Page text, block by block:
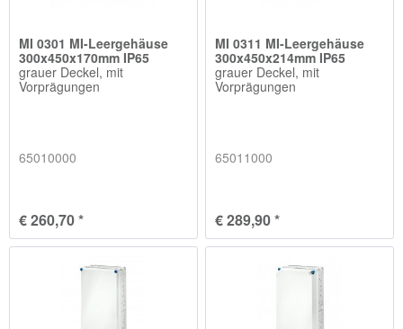
MI 0301 MI-Leergehäuse
300x450x170mm IP65
grauer Deckel, mit
Vorprägungen
65010000
€ 260,70 *
MI 0311 MI-Leergehäuse
300x450x214mm IP65
grauer Deckel, mit
Vorprägungen
65011000
€ 289,90 *